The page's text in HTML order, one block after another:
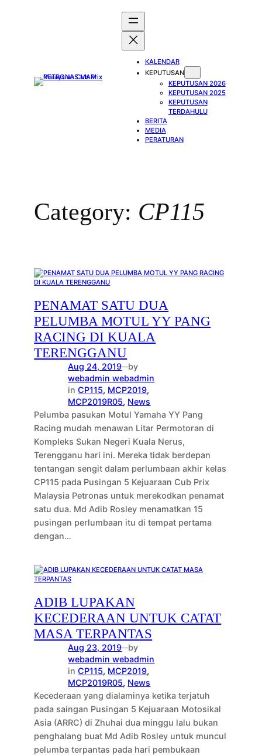
KALENDAR
KEPUTUSAN
KEPUTUSAN 2026
KEPUTUSAN 2025
KEPUTUSAN
TERDAHULU
BERITA
MEDIA
PERATURAN
Category: CP115
PENAMAT SATU DUA
PELUMBA MOTUL YY PANG
RACING DI KUALA
TERENGGANU
Aug 24, 2019—by
webadmin webadmin
inCP115, MCP2019
MCP2019R05, News
Pelumba pasukan Motul Yamaha YY Pang
Racing mudah menawan Litar Permotoran di
Kompleks Sukan Negeri Kuala Nerus,
Terengganu hari ini. Mereka tidak berdepan
tentangan sengit dalam perlumbaan akhir kelas
CP115 pada Pusingan 5 Kejuaraan Cub Prix
Malaysia Petronas untuk merekodkan penamat
satu dua. Md Adib Rosley menamatkan 15
pusingan perlumbaan itu di tempat pertama
dengan…
ADIB LUPAKAN
KECEDERAAN UNTUK CATAT
MASA TERPANTAS
Aug 23, 2019—by
webadmin webadmin
inCP115, MCP2019
MCP2019R05, News
Kecederaan yang dialaminya ketika terjatuh
pada saingan Pusingan 5 Kejuaraan Motosikal
Asia (ARRC) di Zhuhai dua minggu lalu bukan
penghalang buat Md Adib Rosley untuk muncul
pelumba terpantas pada hari pembukaan